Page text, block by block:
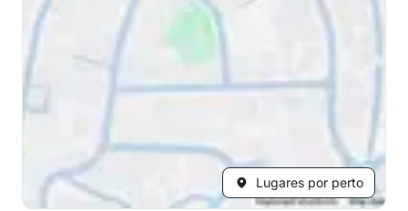
Lugares por perto